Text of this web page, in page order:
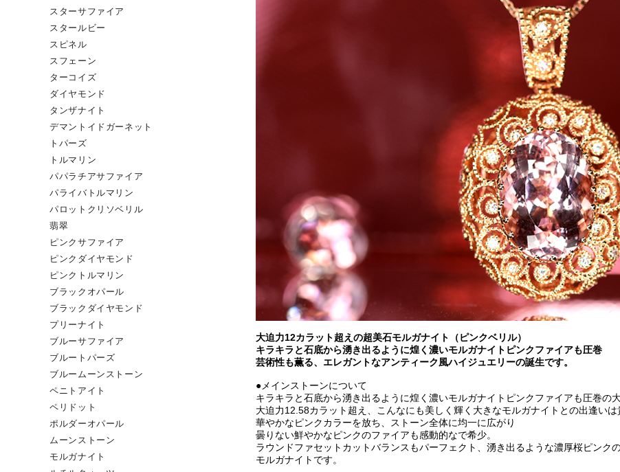
スターサファイア
スタールビー
スピネル
スフェーン
ターコイズ
ダイヤモンド
タンザナイト
デマントイドガーネット
トパーズ
トルマリン
パパラチアサファイア
パライバトルマリン
パロットクリソベリル
翡翠
ピンクサファイア
ピンクダイヤモンド
ピンクトルマリン
ブラックオパール
ブラックダイヤモンド
プリーナイト
ブルーサファイア
ブルートパーズ
ブルームーンストーン
ペニトアイト
ペリドット
ポルダーオパール
ムーンストーン
モルガナイト
大迫力12カラット超えの超美石モルガナイト（ピンクベリル）
キラキラと石底から湧き出るように煌く濃いモルガナイトピンクファイアも圧巻
芸術性も薫る、エレガントなアンティーク風ハイジュエリーの誕生です。
●メインストーンについて
キラキラと石底から湧き出るように煌く濃いモルガナイトピンクファイアも圧巻の
大迫力12.58カラット超え、こんなにも美しく輝く大きなモルガナイトとの出逢いは
華やかなピンクカラーを放ち、ストーン全体に均一に広がり
曇りない鮮やかなピンクのファイアも感動的なで希少。
ラウンドファセットカットバランスもパーフェクト、湧き出るような濃厚桜ピンク
モルガナイトです。